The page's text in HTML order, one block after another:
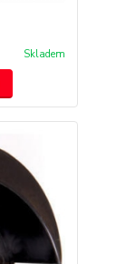
Skladem